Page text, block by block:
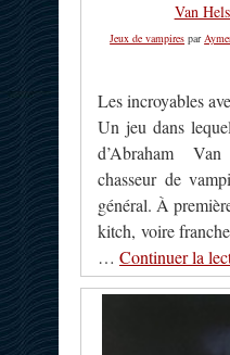
Van
Jeux de vampires par
Les incroyables
Un jeu dans
d’Abraham
chasseur de
général. À
kitch, voire
… Continuer la